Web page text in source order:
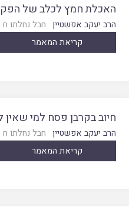
האכלת חמץ לכלב של
הרב יעקב אפשטיין חבל נחלתו ח
קריאת המאמר
חיוב בקרבן פסח למי
הרב יעקב אפשטיין חבל נחלתו ח
קריאת המאמר